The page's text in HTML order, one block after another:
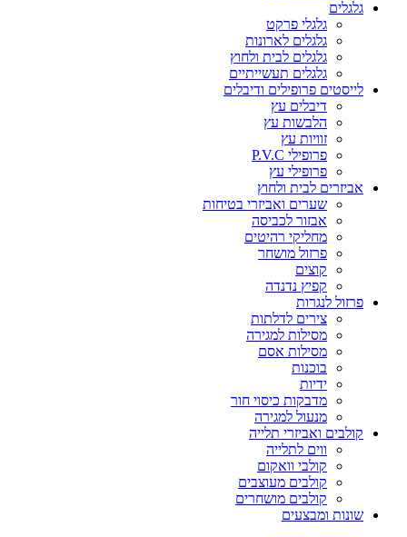
גלגלים
גלגלי פרקט
גלגלים לארונות
גלגלים לבית ולחוץ
גלגלים תעשייתיים
לייסטים פרופילים ודיבלים
דיבלים עץ
הלבשות עץ
זוויות עץ
פרופילי P.V.C
פרופילי עץ
אביזרים לבית ולחוץ
שערים ואביזרי בטיחות
אבזור לכביסה
מחליקי רהיטים
פרזול מושחר
קוצים
קפיץ נדנדה
פרזול לנגרות
צירים לדלתות
מסילות למגירה
מסילות אסם
בוכנות
ידיות
מדבקות כיסוי חור
מנעול למגירה
קולבים ואביזרי תלייה
ווים לתלייה
קולבי וואקום
קולבים מעוצבים
קולבים מושחרים
שונות ומבצעים